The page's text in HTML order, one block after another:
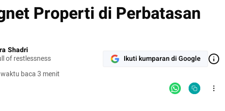
Properti di Perbatasan
Shadri
of restlessness
waktu baca 3 menit
Ikuti kumparan di Google